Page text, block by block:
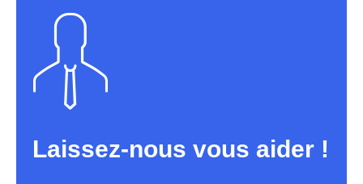
Laissez-nous vous aider !